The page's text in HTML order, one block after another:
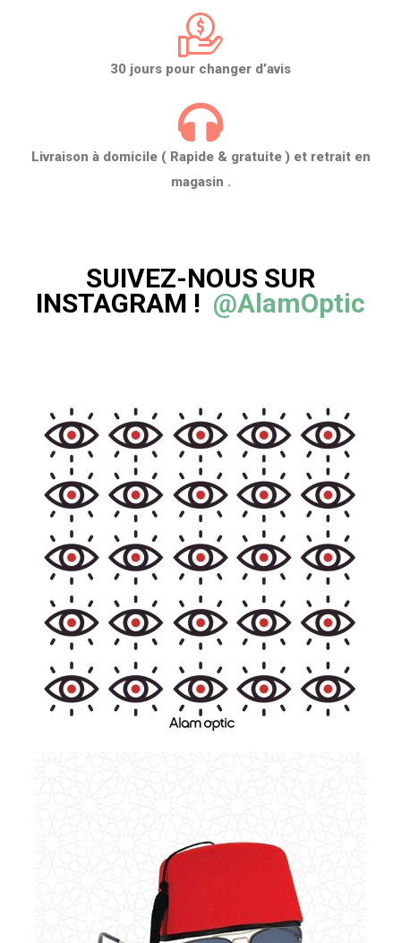
30 jours pour changer d’avis
Livraison à domicile ( Rapide & gratuite ) et retrait en
magasin .
SUIVEZ-NOUS SUR
INSTAGRAM ! @AlamOptic